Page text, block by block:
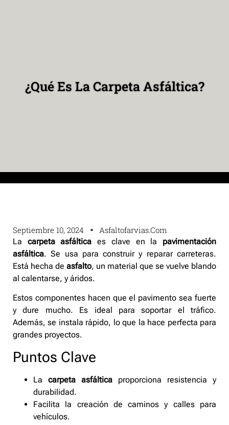
¿Qué Es La Carpeta Asfáltica?
Septiembre 10, 2024 Asfaltofarvias.com
La carpeta asfáltica es clave en la pavimentación
asfáltica. Se usa para construir y reparar carreteras.
Está hecha de asfalto, un material que se vuelve blando
al calentarse, y áridos.
Estos componentes hacen que el pavimento sea fuerte
y dure mucho. Es ideal para soportar el tráfico.
Además, se instala rápido, lo que la hace perfecta para
grandes proyectos.
Puntos Clave
La carpeta asfáltica proporciona resistencia y
durabilidad.
Facilita la creación de caminos y calles para
vehículos.